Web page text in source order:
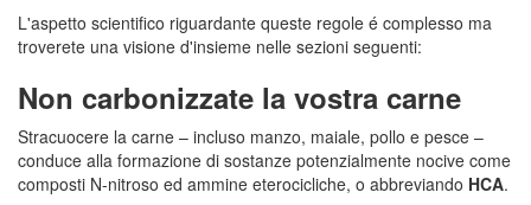
L'aspetto scientifico riguardante queste regole é complesso ma
troverete una visione d'insieme nelle sezioni seguenti:
Non carbonizzate la vostra carne
Stracuocere la carne – incluso manzo, maiale, pollo e pesce –
conduce alla formazione di sostanze potenzialmente nocive come
composti N-nitroso ed ammine eterocicliche, o abbreviando HCA.